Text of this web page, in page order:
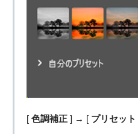
[ 色調補正] → [ プリセット